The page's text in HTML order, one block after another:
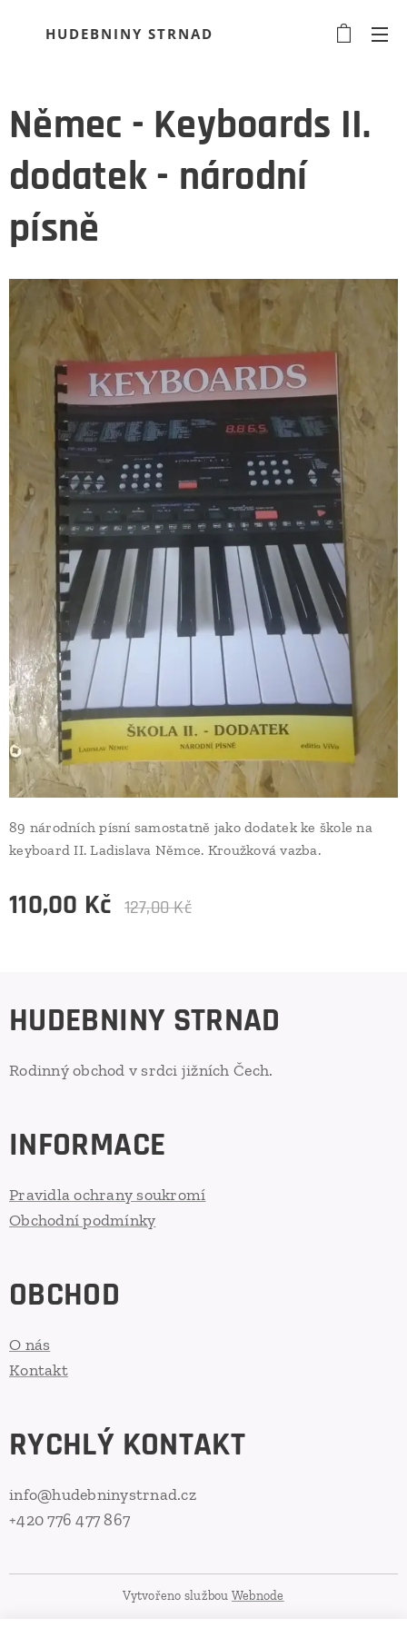
HUDEBNINY STRNAD
Němec - Keyboards II.
dodatek - národní
písně
89 národních písní samostatně jako dodatek ke škole na
keyboard II. Ladislava Němce. Kroužková vazba.
110,00 Kč 127,00Kč
HUDEBNINY STRNAD
Rodinný obchod v srdci jižních Čech.
INFORMACE
Pravidla ochrany soukromí
Obchodní podmínky
OBCHOD
O nás
Kontakt
RYCHLÝ KONTAKT
info@hudebninystrnad.cz
+420 776 477 867
Vytvořeno službou Webnode